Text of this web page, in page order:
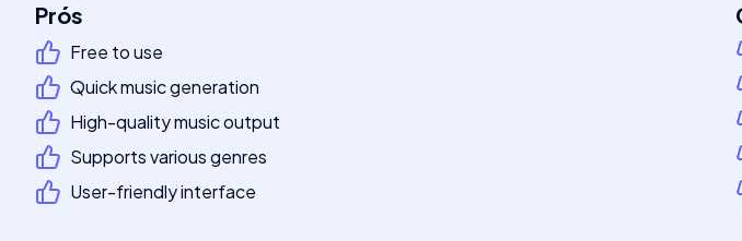
Prós
Free to use
Quick music generation
High-quality music output
Supports various genres
User-friendly interface